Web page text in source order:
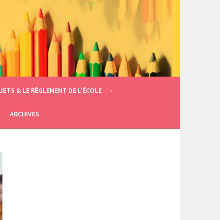
& LE RÈGLEMENT DE L’ÉCOLE
ARCHIVES